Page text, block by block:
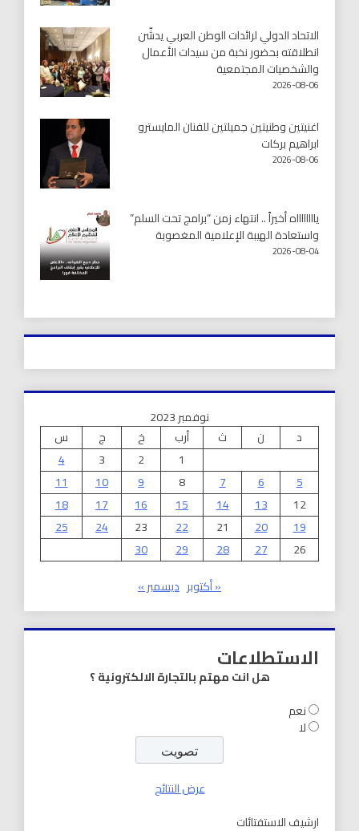
الاتحاد الدولي لرائدات الوطن العربي يدشّن
انطلاقته بحضور نخبة من سيدات الأعمال
والشخصيات المجتمعية
2026-08-06
اغنيتين وطنيتين جميلتين للفنان المايسترو
ابراهيم بركات
2026-08-06
يااااااااه أخيراً .. انتهاء زمن “برامج تحت السلم”
واستعادة الهيبة الإعلامية المغصوبة
2026-08-04
نوفمبر 2023
د
ن ث أرب خ ج
س
1
2
3
4
5
6
7
8
9
10
11
12
13
14
15
16
17
18
19
20
21
22
23
24
25
26
27
28
29
30
« أكتوبر ديسمبر »
الاستطلاعات
هل انت مهتم بالتجارة الالكترونية ؟
نعم
لا
عرض النتائج
ارشيف الاستفتائات